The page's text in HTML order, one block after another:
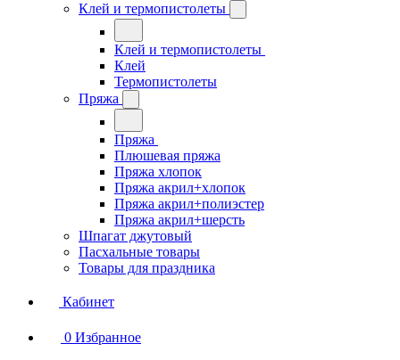
Клей и термопистолеты
Клей и термопистолеты
Клей
Термопистолеты
Пряжа
Пряжа
Плюшевая пряжа
Пряжа хлопок
Пряжа акрил+хлопок
Пряжа акрил+полиэстер
Пряжа акрил+шерсть
Шпагат джутовый
Пасхальные товары
Товары для праздника
Кабинет
0 Избранное